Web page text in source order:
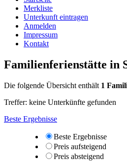
Merkliste
Unterkunft eintragen
Anmelden
Impressum
Kontakt
Familienferienstätte in
Die folgende Übersicht enthält 1
Treffer: keine Unterkünfte gefunden
Beste Ergebnisse
Beste Ergebnisse
Preis aufsteigend
Preis absteigend